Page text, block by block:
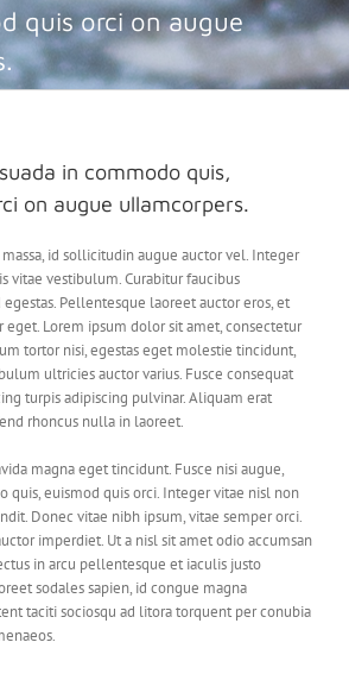
quis orci on augue
in commodo quis,
on augue ullamcorpers.
id sollicitudin augue auctor vel. Integer
vitae vestibulum. Curabitur faucibus
Pellentesque laoreet auctor eros, et
eget. Lorem ipsum dolor sit amet, consectetur
tortor nisi, egestas eget molestie tincidunt,
ultricies auctor varius. Fusce consequat
turpis adipiscing pulvinar. Aliquam erat
rhoncus nulla in laoreet.
magna eget tincidunt. Fusce nisi augue,
quis, euismod quis orci. Integer vitae nisl non
Donec vitae nibh ipsum, vitae semper orci.
imperdiet. Ut a nisl sit amet odio accumsan
in arcu pellentesque et iaculis justo
sodales sapien, id congue magna
taciti sociosqu ad litora torquent per conubia